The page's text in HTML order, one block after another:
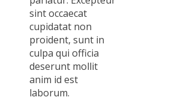
sint occaecat
cupidatat non
proident, sunt in
culpa qui officia
deserunt mollit
anim id est
laborum.